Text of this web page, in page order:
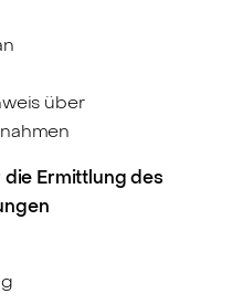
über
Ermittlung des